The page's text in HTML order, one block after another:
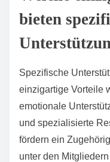
Welche
bieten